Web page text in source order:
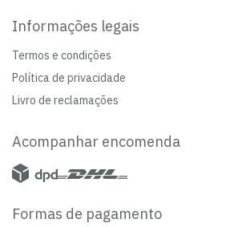
Informações legais
Termos e condições
Política de privacidade
Livro de reclamações
Acompanhar encomenda
Formas de pagamento